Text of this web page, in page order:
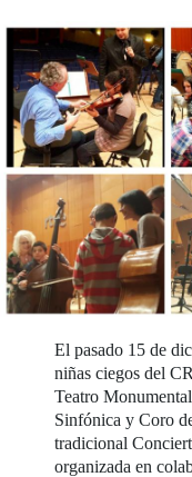
El pasado 15 de
niñas ciegos del
Teatro
Sinfónica y Coro
tradicional
organizada en